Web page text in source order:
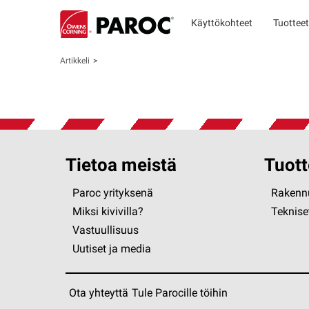
Käyttökohteet Tuotteet
Artikkeli
Tietoa meistä
Paroc yrityksenä
Miksi kivivilla?
Vastuullisuus
Uutiset ja media
Ota yhteyttä Tule Parocille töihin